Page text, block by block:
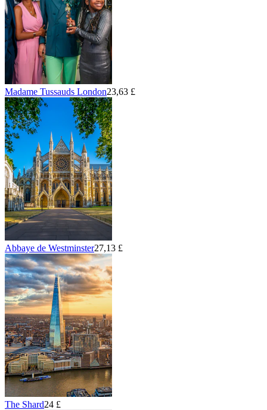
Madame Tussauds London23,63 £
Abbaye de Westminster27,13 £
The Shard24 £